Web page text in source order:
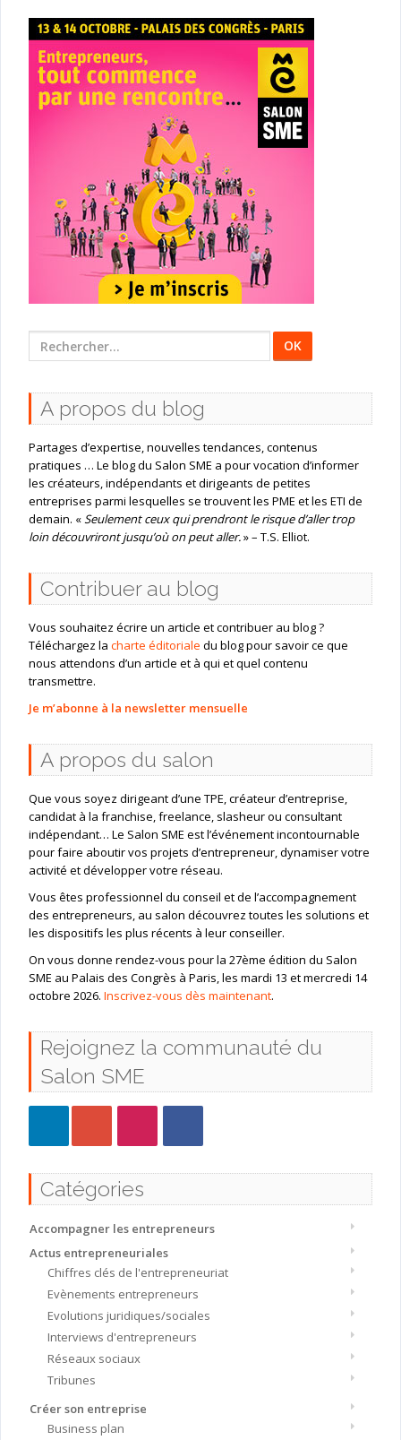
Rechercher
:
A propos du blog
Partages d’expertise, nouvelles tendances, contenus
pratiques … Le blog du Salon SME a pour vocation d’informer
les créateurs, indépendants et dirigeants de petites
entreprises parmi lesquelles se trouvent les PME et les ETI de
demain. «Seulement ceux qui prendront le risque d’aller trop
loin découvriront jusqu’où on peut aller.» – T.S. Elliot.
Contribuer au blog
Vous souhaitez écrire un article et contribuer au blog ?
Téléchargez la charte éditoriale du blog pour savoir ce que
nous attendons d’un article et à qui et quel contenu
transmettre.
Je m’abonne à la newsletter mensuelle
A propos du salon
Que vous soyez dirigeant d’une TPE, créateur d’entreprise,
candidat à la franchise, freelance, slasheur ou consultant
indépendant… Le Salon SME est l’événement incontournable
pour faire aboutir vos projets d’entrepreneur, dynamiser votre
activité et développer votre réseau.
Vous êtes professionnel du conseil et de l’accompagnement
des entrepreneurs, au salon découvrez toutes les solutions et
les dispositifs les plus récents à leur conseiller.
On vous donne rendez-vous pour la 27ème édition du Salon
SME au Palais des Congrès à Paris, les mardi 13 et mercredi 14
octobre 2026. Inscrivez-vous dès maintenant.
Rejoignez la communauté du
Salon SME
Catégories
Accompagner les entrepreneurs
Actus entrepreneuriales
Chiffres clés de l'entrepreneuriat
Evènements entrepreneurs
Evolutions juridiques/sociales
Interviews d'entrepreneurs
Réseaux sociaux
Tribunes
Créer son entreprise
Business plan